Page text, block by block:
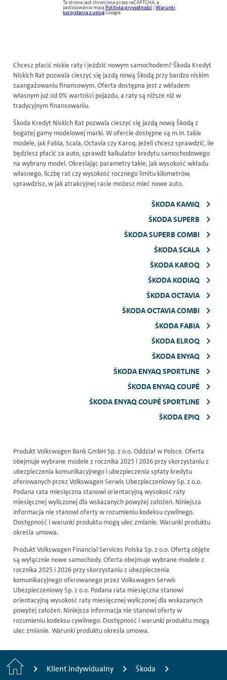
Ta strona jest chroniona przez reCAPTCHA, a
zastosowanie mająPolityka prywatności i Warunki
korzystania z usługGoogle.
Chcesz płacić niskie raty i jeździć nowym samochodem? Škoda Kredyt
Niskich Rat pozwala cieszyć się jazdą nową Škodą przy bardzo niskim
zaangażowaniu finansowym. Oferta dostępna jest z wkładem
własnym już od 0% wartości pojazdu, a raty są niższe niż w
tradycyjnym finansowaniu.
Škoda Kredyt Niskich Rat pozwala cieszyć się jazdą nową Škodą z
bogatej gamy modelowej marki. W ofercie dostępne są m.in. takie
modele, jak Fabia, Scala, Octavia czy Karoq. Jeżeli chcesz sprawdzić, ile
będziesz płacić za auto, sprawdź kalkulator kredytu samochodowego
na wybrany model. Określając parametry takie, jak wysokość wkładu
własnego, liczbę rat czy wysokość rocznego limitu kilometrów,
sprawdzisz, w jak atrakcyjnej racie możesz mieć nowe auto.
ŠKODA KAMIQ
ŠKODA SUPERB
ŠKODA SUPERB COMBI
ŠKODA SCALA
ŠKODA KAROQ
ŠKODA KODIAQ
ŠKODA OCTAVIA
ŠKODA OCTAVIA COMBI
ŠKODA FABIA
ŠKODA ELROQ
ŠKODA ENYAQ
ŠKODA ENYAQ SPORTLINE
ŠKODA ENYAQ COUPÉ
ŠKODA ENYAQ COUPÉ SPORTLINE
ŠKODA EPIQ
Produkt Volkswagen Bank GmbH Sp. z o.o. Oddział w Polsce. Oferta
obejmuje wybrane modele z rocznika 2025 i 2026 przy skorzystaniu z
ubezpieczenia komunikacyjnego i ubezpieczenia spłaty kredytu
oferowanych przez Volkswagen Serwis Ubezpieczeniowy Sp. z o.o.
Podana rata miesięczna stanowi orientacyjną wysokość raty
miesięcznej wyliczonej dla wskazanych powyżej założeń. Niniejsza
informacja nie stanowi oferty w rozumieniu kodeksu cywilnego.
Dostępność i warunki produktu mogą ulec zmianie. Warunki produktu
określa umowa.
Produkt Volkswagen Financial Services Polska Sp. z o.o. Ofertą objęte
są wyłącznie nowe samochody. Oferta obejmuje wybrane modele z
rocznika 2025 i 2026 przy skorzystaniu z ubezpieczenia
komunikacyjnego oferowanego przez Volkswagen Serwis
Ubezpieczeniowy Sp. z o.o. Podana rata miesięczna stanowi
orientacyjną wysokość raty miesięcznej wyliczonej dla wskazanych
powyżej założeń. Niniejsza informacja nie stanowi oferty w
rozumieniu kodeksu cywilnego. Dostępność i warunki produktu mogą
ulec zmianie. Warunki produktu określa umowa.
Klient indywidualny Škoda